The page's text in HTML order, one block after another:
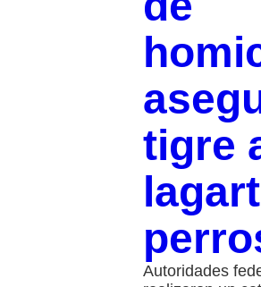
tigre
Autoridades